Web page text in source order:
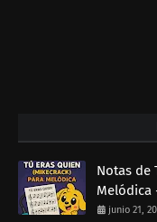
Notas de
Melódica
junio 21,